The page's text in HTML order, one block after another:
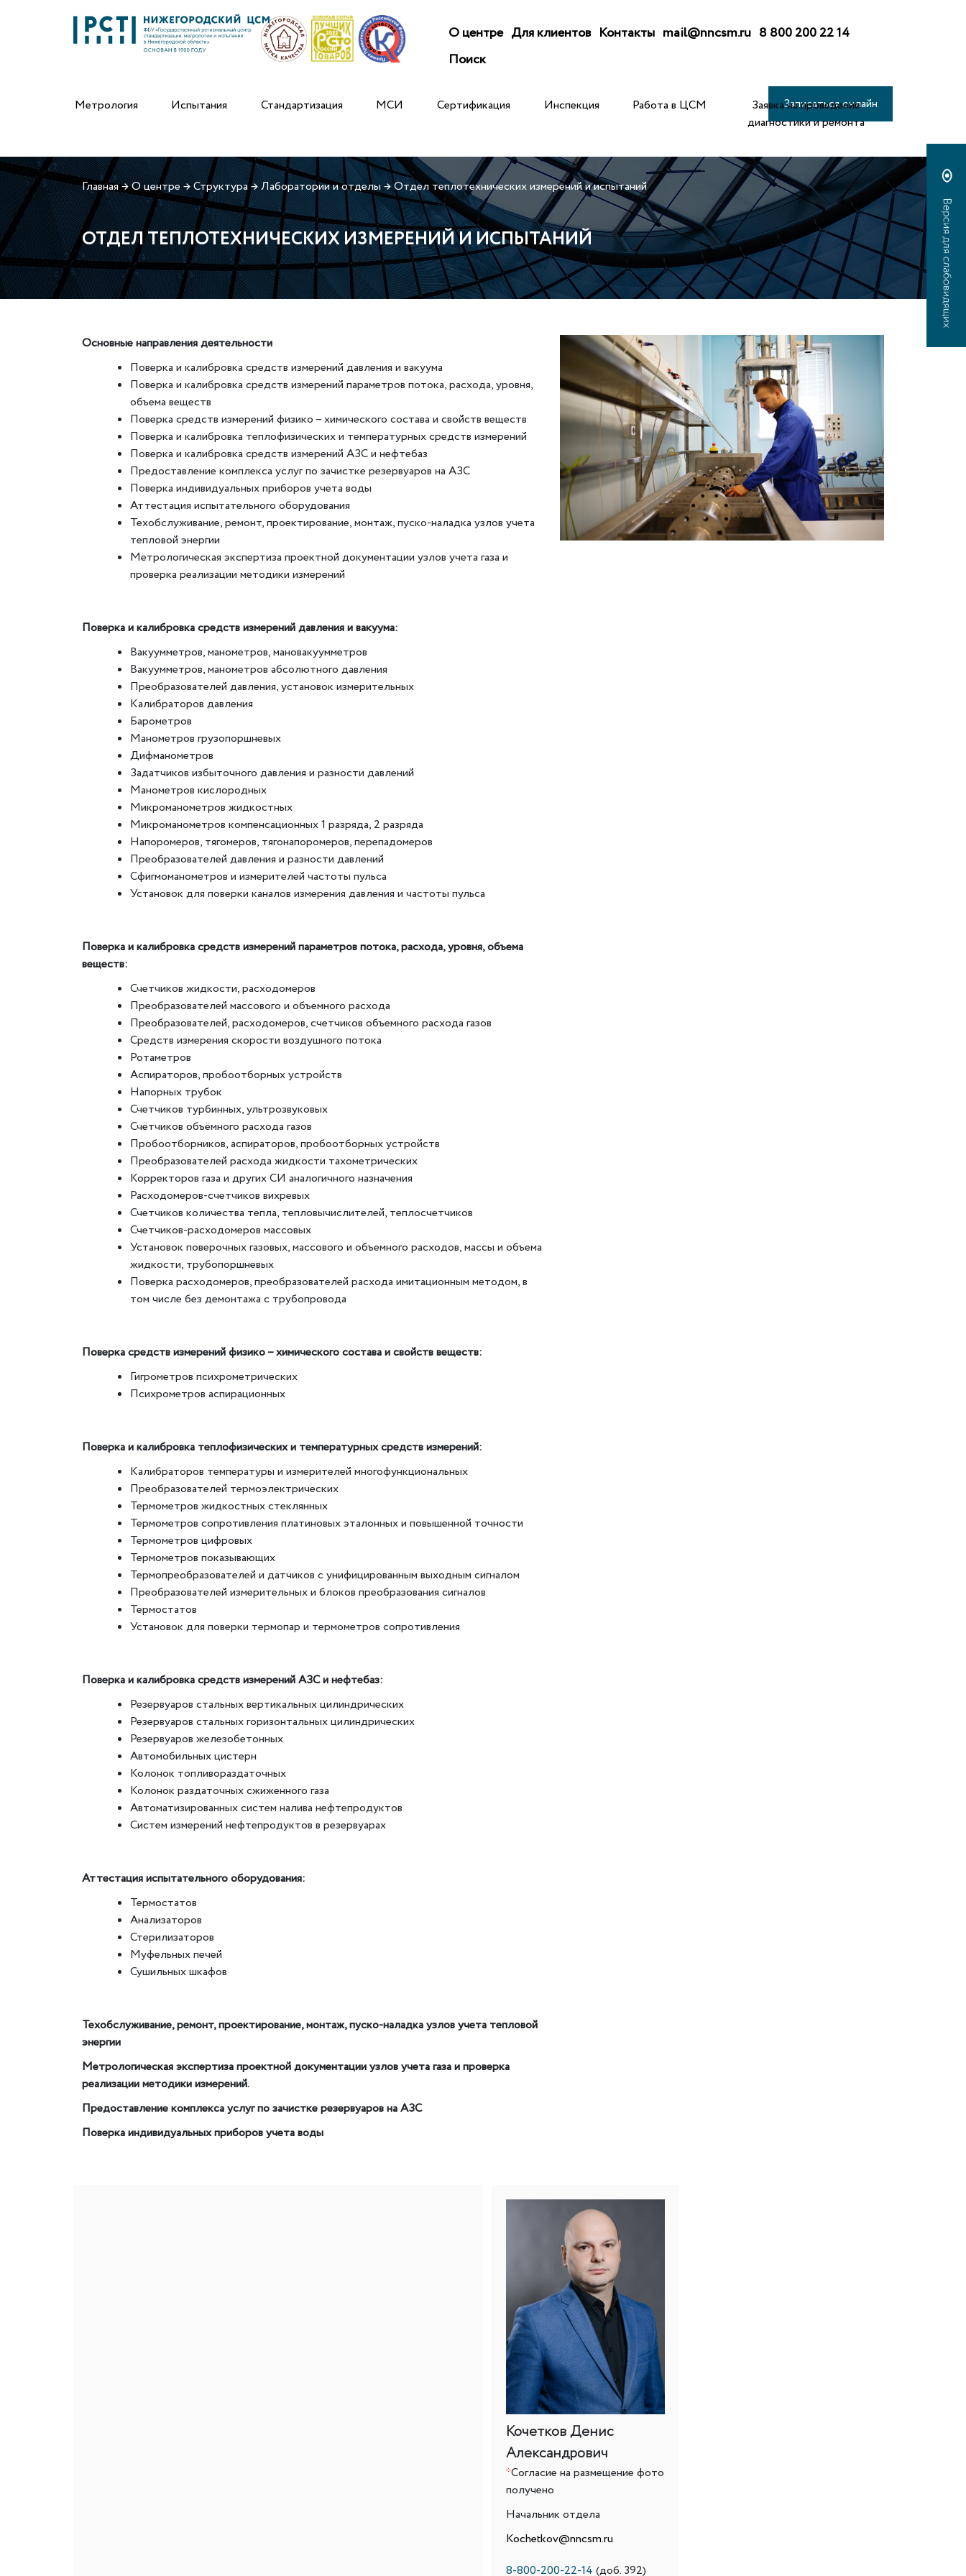
О центре Для клиентов Контакты mail@nncsm.ru 8 800 200 22 14
Поиск
Метрология Испытания Стандартизация МСИ Сертификация Инспекция Работа в ЦСМ
Заявка на проведение
диагностики и ремонта
Записаться онлайн
Главная→О центре→Структура→Лаборатории и отделы→Отдел теплотехнических измерений и испытаний
ОТДЕЛ ТЕПЛОТЕХНИЧЕСКИХ ИЗМЕРЕНИЙ И ИСПЫТАНИЙ
Основные направления деятельности
Поверка и калибровка средств измерений давления и вакуума
Поверка и калибровка средств измерений параметров потока, расхода, уровня,
объема веществ
Поверка средств измерений физико – химического состава и свойств веществ
Поверка и калибровка теплофизических и температурных средств измерений
Поверка и калибровка средств измерений АЗС и нефтебаз
Предоставление комплекса услуг по зачистке резервуаров на АЗС
Поверка индивидуальных приборов учета воды
Аттестация испытательного оборудования
Техобслуживание, ремонт, проектирование, монтаж, пуско-наладка узлов учета
тепловой энергии
Метрологическая экспертиза проектной документации узлов учета газа и
проверка реализации методики измерений
Поверка и калибровка средств измерений давления и вакуума:
Вакуумметров, манометров, мановакуумметров
Вакуумметров, манометров абсолютного давления
Преобразователей давления, установок измерительных
Калибраторов давления
Барометров
Манометров грузопоршневых
Дифманометров
Задатчиков избыточного давления и разности давлений
Манометров кислородных
Микроманометров жидкостных
Микроманометров компенсационных 1 разряда, 2 разряда
Напоромеров, тягомеров, тягонапоромеров, перепадомеров
Преобразователей давления и разности давлений
Сфигмоманометров и измерителей частоты пульса
Установок для поверки каналов измерения давления и частоты пульса
Поверка и калибровка средств измерений параметров потока, расхода, уровня, объема
веществ:
Счетчиков жидкости, расходомеров
Преобразователей массового и объемного расхода
Преобразователей, расходомеров, счетчиков объемного расхода газов
Средств измерения скорости воздушного потока
Ротаметров
Аспираторов, пробоотборных устройств
Напорных трубок
Счетчиков турбинных, ультрозвуковых
Счётчиков объёмного расхода газов
Пробоотборников, аспираторов, пробоотборных устройств
Преобразователей расхода жидкости тахометрических
Корректоров газа и других СИ аналогичного назначения
Расходомеров-счетчиков вихревых
Счетчиков количества тепла, тепловычислителей, теплосчетчиков
Счетчиков-расходомеров массовых
Установок поверочных газовых, массового и объемного расходов, массы и объема
жидкости, трубопоршневых
Поверка расходомеров, преобразователей расхода имитационным методом, в
том числе без демонтажа с трубопровода
Поверка средств измерений физико – химического состава и свойств веществ:
Гигрометров психрометрических
Психрометров аспирационных
Поверка и калибровка теплофизических и температурных средств измерений:
Калибраторов температуры и измерителей многофункциональных
Преобразователей термоэлектрических
Термометров жидкостных стеклянных
Термометров сопротивления платиновых эталонных и повышенной точности
Термометров цифровых
Термометров показывающих
Термопреобразователей и датчиков с унифицированным выходным сигналом
Преобразователей измерительных и блоков преобразования сигналов
Термостатов
Установок для поверки термопар и термометров сопротивления
Поверка и калибровка средств измерений АЗС и нефтебаз:
Резервуаров стальных вертикальных цилиндрических
Резервуаров стальных горизонтальных цилиндрических
Резервуаров железобетонных
Автомобильных цистерн
Колонок топливораздаточных
Колонок раздаточных сжиженного газа
Автоматизированных систем налива нефтепродуктов
Систем измерений нефтепродуктов в резервуарах
Аттестация испытательного оборудования:
Термостатов
Анализаторов
Стерилизаторов
Муфельных печей
Сушильных шкафов
Техобслуживание, ремонт, проектирование, монтаж, пуско-наладка узлов учета тепловой
энергии
Метрологическая экспертиза проектной документации узлов учета газа и проверка
реализации методики измерений.
Предоставление комплекса услуг по зачистке резервуаров на АЗС
Поверка индивидуальных приборов учета воды
Кочетков Денис
Александрович
*Согласие на размещение фото
получено
Начальник отдела
Kochetkov@nncsm.ru
8-800-200-22-14 (доб. 392)